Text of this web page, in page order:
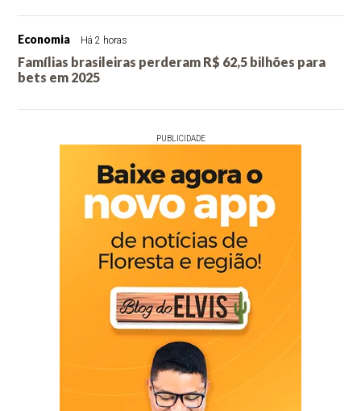
Economia Há 2 horas
Famílias brasileiras perderam R$ 62,5 bilhões para
bets em 2025
PUBLICIDADE